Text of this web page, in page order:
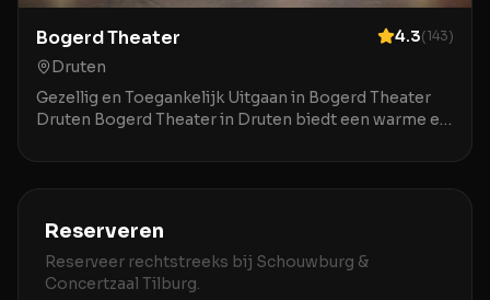
Bogerd Theater 4.3(143)
Druten
Gezellig en Toegankelijk Uitgaan in Bogerd Theater
Druten Bogerd Theater in Druten biedt een warme en
Reserveren
Reserveer rechtstreeks bij Schouwburg &
Concertzaal Tilburg.